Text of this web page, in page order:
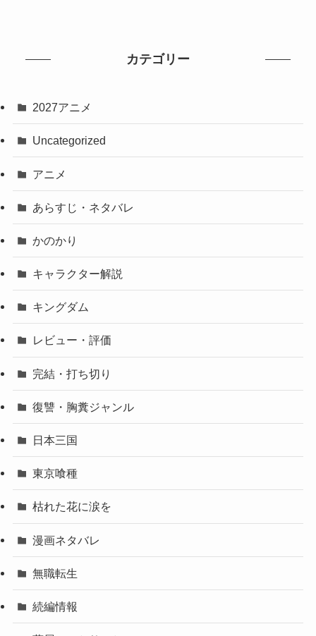
カテゴリー
2027アニメ
Uncategorized
アニメ
あらすじ・ネタバレ
かのかり
キャラクター解説
キングダム
レビュー・評価
完結・打ち切り
復讐・胸糞ジャンル
日本三国
東京喰種
枯れた花に涙を
漫画ネタバレ
無職転生
続編情報